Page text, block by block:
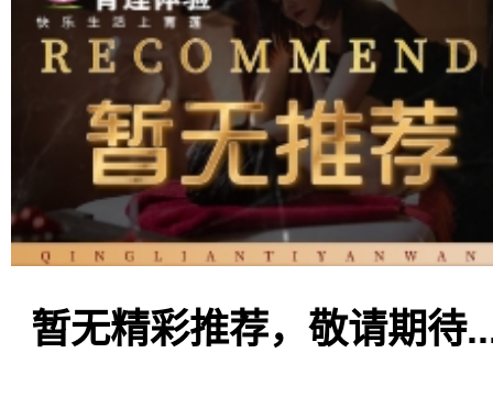
暂无精彩推荐，敬请期待